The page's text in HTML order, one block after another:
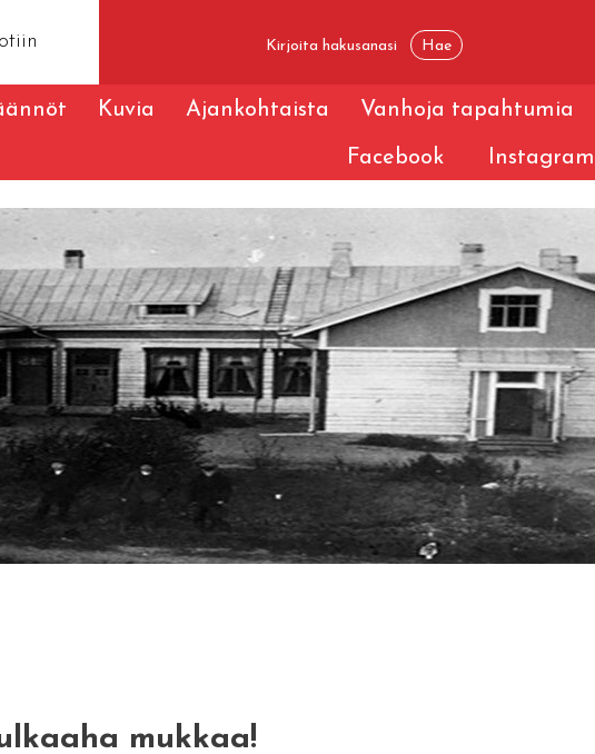
Kuvia Ajankohtaista Vanhoja tapahtumia
Facebook Instagram
mukkaa!